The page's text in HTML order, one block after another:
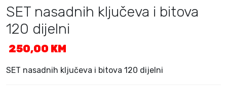
SET nasadnih ključeva i bitova
120 dijelni
250,00 KM
SET nasadnih ključeva i bitova 120 dijelni